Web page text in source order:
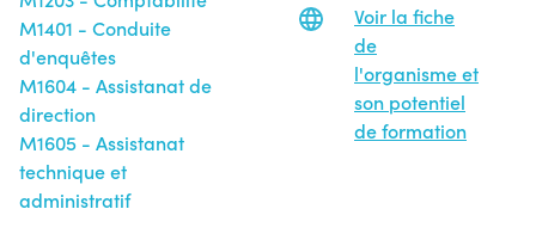
M1401 - Conduite
d'enquêtes
M1604 - Assistanat de
direction
M1605 - Assistanat
technique et
administratif
Voir la fiche
de
l'organisme et
son potentiel
de formation